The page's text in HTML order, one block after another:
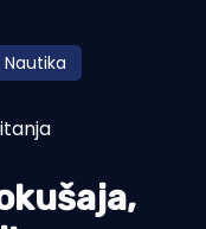
Nautika